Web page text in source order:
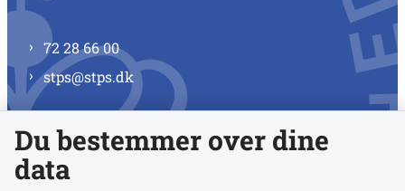
72 28 66 00
stps@stps.dk
Se alle kontaktnumre
Du bestemmer over dine
data